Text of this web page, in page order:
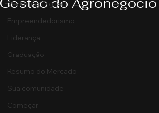
Marketing Digital
Empreendedorismo
Liderança
Graduação
Resumo do Mercado
Sua comunidade
Começar
Gestão do Agronegócio